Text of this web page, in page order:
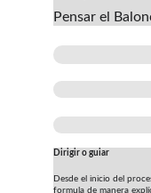
Pensar el
Dirigir o guiar
Desde el inicio del
formula de manera